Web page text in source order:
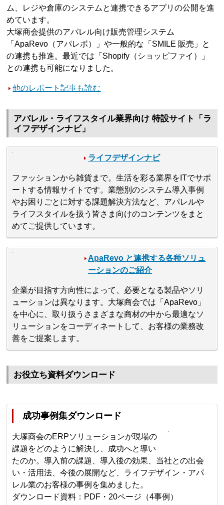
ム、レジや倉庫のシステムと連携できるアプリの公開を進
めています。
大塚商会提供のアパレル向け販売管理システム
「ApaRevo（アパレボ）」や一般的な「SMILE 販売」と
の連携も推進。最近では「Shopify（ショッピファイ）」
との連携も可能になりました。
他のレポート記事も読む
アパレル・ライフスタイル業界向け 特設サイト「ラ
イフデザインナビ」
ライフデザインナビ
ファッションから雑貨まで。生活を彩る業界をITでサポ
ートする情報サイトです。業態別のシステム導入事例
やお困りごとに対する課題解決方法など、アパレルや
ライフスタイルを扱う皆さま向けのコンテンツをまと
めてご提供しています。
ApaRevo と連携する各種ソリュ
ーションのご紹介
企業が目指す方向性によって、必要となる製品やソリ
ューションは異なります。大塚商会では「ApaRevo」
を中心に、取り扱うさまざまな商材の中から最適なソ
リューションをコーディネートして、お客様の業務改
善をご提案します。
お役立ち資料ダウンロード
成功事例集ダウンロード
大塚商会のERPソリューションが現場の
課題をどのように解決し、成功へと導い
たのか。導入前の課題、導入後の効果、当社との出会
い・活用法、今後の展開など、ライフデザイン・アパ
レル業のお客様の事例を集めました。
ダウンロード資料：PDF・20ページ（4事例）